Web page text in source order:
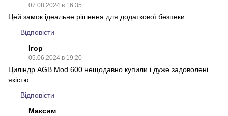
07.08.2024 в 16:35
Цей замок ідеальне рішення для додаткової безпеки.
Відповісти
Ігор
05.06.2024 в 19:20
Циліндр AGB Mod 600 нещодавно купили і дуже задоволені
якістю.
Відповісти
Максим